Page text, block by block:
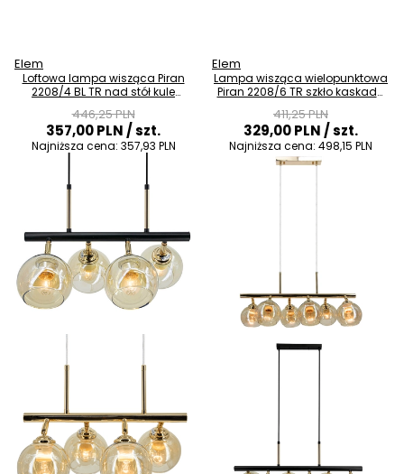
Elem
Loftowa lampa wisząca Piran
2208/4 BL TR nad stół kule
446,25 PLN
357,00 PLN/ szt.
Najniższa cena: 357,93 PLN
Elem
Lampa wisząca wielopunktowa
Piran 2208/6 TR szkło kaskada
411,25 PLN
329,00 PLN/ szt.
Najniższa cena: 498,15 PLN